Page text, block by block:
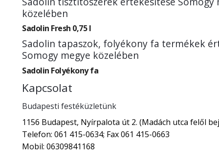
közelében
Sadolin Fresh 0,75 l
Sadolin tapaszok, folyékony fa termékek
Somogy megye közelében
Sadolin Folyékony fa
Kapcsolat
Budapesti festéküzletünk
1156 Budapest, Nyírpalota út 2. (Madách utca felől
Telefon: 061 415-0634; Fax 061 415-0663
Mobil: 06309841168